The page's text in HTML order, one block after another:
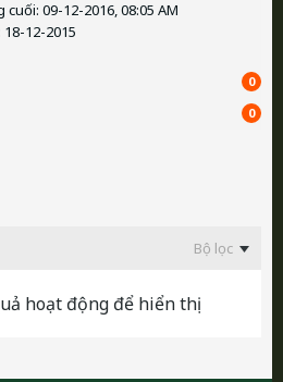
cuối: 09-12-2016, 08:05 AM
12-2015
0
0
Bộ lọc
hoạt động để hiển thị